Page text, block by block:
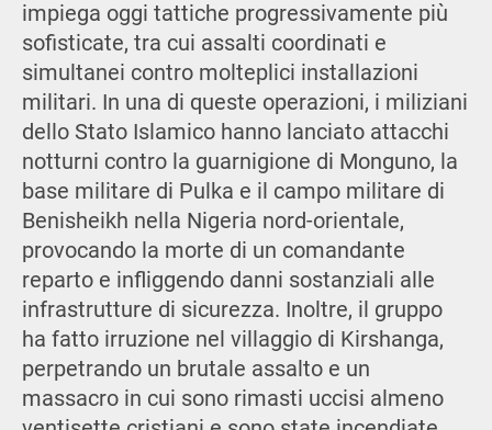
impiega oggi tattiche progressivamente più
sofisticate, tra cui assalti coordinati e
simultanei contro molteplici installazioni
militari. In una di queste operazioni, i miliziani
dello Stato Islamico hanno lanciato attacchi
notturni contro la guarnigione di Monguno, la
base militare di Pulka e il campo militare di
Benisheikh nella Nigeria nord-orientale,
provocando la morte di un comandante
reparto e infliggendo danni sostanziali alle
infrastrutture di sicurezza. Inoltre, il gruppo
ha fatto irruzione nel villaggio di Kirshanga,
perpetrando un brutale assalto e un
massacro in cui sono rimasti uccisi almeno